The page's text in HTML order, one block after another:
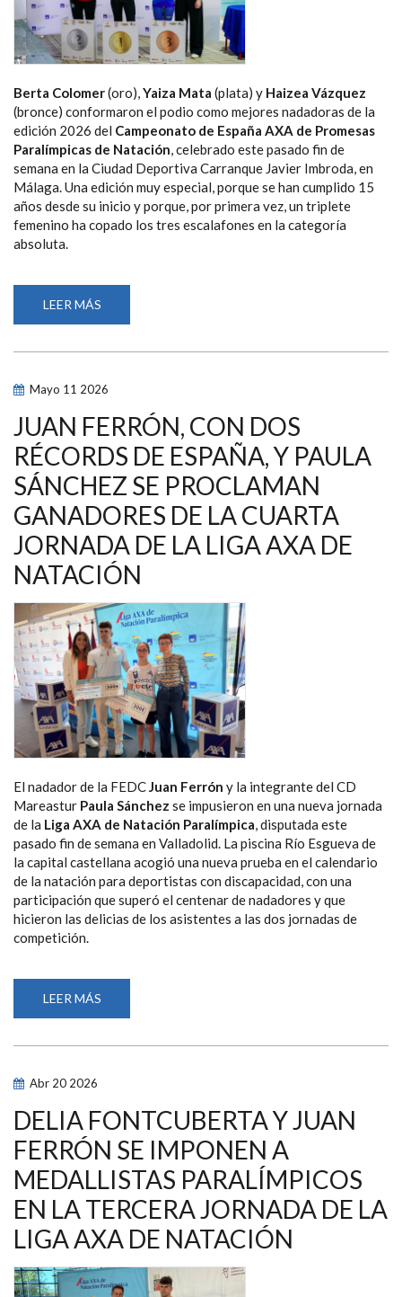
Berta Colomer(oro),Yaiza Mata (plata) y Haizea Vázquez
(bronce) conformaron el podio como mejores nadadoras de la
edición 2026 del Campeonato de España AXA de Promesas
Paralímpicas de Natación, celebrado este pasado fin de
semana en la Ciudad Deportiva Carranque Javier Imbroda, en
Málaga. Una edición muy especial, porque se han cumplido 15
años desde su inicio y porque, por primera vez, un triplete
femenino ha copado los tres escalafones en la categoría
absoluta.
LEER MÁS
TRIPLETE
EN
DE
15ª
EDICIÓN
CAMPEONATO
AXA
DE
PROMESAS
PARALÍMPICAS
DE
DISPUTADO
EN
MÁLAGA
Mayo 11 2026
JUAN FERRÓN, CON DOS
RÉCORDS DE ESPAÑA, Y PAULA
SÁNCHEZ SE PROCLAMAN
GANADORES DE LA CUARTA
JORNADA DE LA LIGA AXA DE
NATACIÓN
El nadador de la FEDCJuan Ferrón y la integrante del CD
Mareastur Paula Sánchez se impusieron en una nueva jornada
de la Liga AXA de Natación Paralímpica, disputada este
pasado fin de semana en Valladolid. La piscina Río Esgueva de
la capital castellana acogió una nueva prueba en el calendario
de la natación para deportistas con discapacidad, con una
participación que superó el centenar de nadadores y que
hicieron las delicias de los asistentes a las dos jornadas de
competición.
LEER MÁS
DOS
PAULA
SÁNCHEZ
SE
PROCLAMAN
GANADORES
DE
LA
CUARTA
JORNADA
LA
LIGA
AXA
DE
NATACIÓN
Abr 20 2026
DELIA FONTCUBERTA Y JUAN
FERRÓN SE IMPONEN A
MEDALLISTAS PARALÍMPICOS
EN LA TERCERA JORNADA DE LA
LIGA AXA DE NATACIÓN